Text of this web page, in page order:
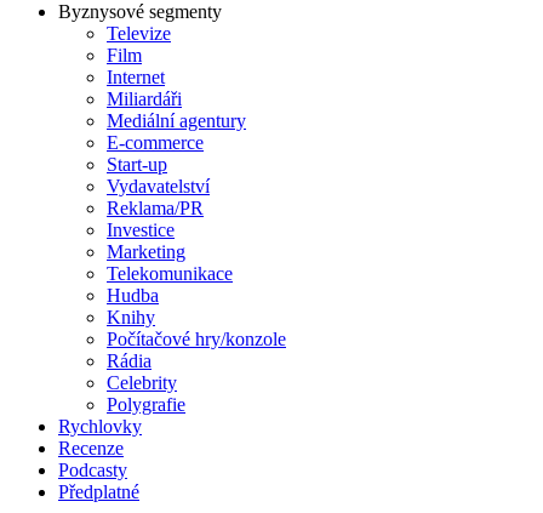
Byznysové segmenty
Televize
Film
Internet
Miliardáři
Mediální agentury
E-commerce
Start-up
Vydavatelství
Reklama/PR
Investice
Marketing
Telekomunikace
Hudba
Knihy
Počítačové hry/konzole
Rádia
Celebrity
Polygrafie
Rychlovky
Recenze
Podcasty
Předplatné